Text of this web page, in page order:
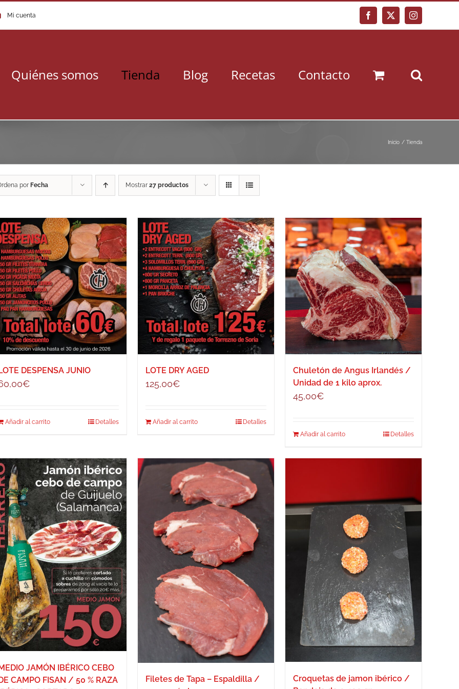
Mi cuenta Facebook
X Instagram
Quiénes somos Tienda Blog Recetas Contacto
Inicio Tienda
por Fecha Mostrar 27 productos
DESPENSA JUNIO
€
Añadir al carrito Detalles
LOTE DRY AGED
125,00€
Añadir al carrito Detalles
Chuletón de Angus Irlandés /
Unidad de 1 kilo aprox.
45,00€
Añadir al carrito Detalles
JAMÓN IBÉRICO CEBO
CAMPO FISAN / 50 % RAZA
Filetes de Tapa – Espaldilla /
Croquetas de jamon ibérico /